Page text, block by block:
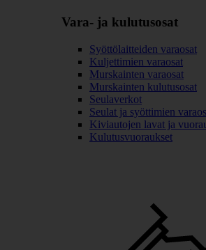
Vara- ja kulutusosat
Syöttölaitteiden varaosat
Kuljettimien varaosat
Murskainten varaosat
Murskainten kulutusosat
Seulaverkot
Seulat ja syöttimien
Kiviautojen lavat ja
Kulutusvuoraukset